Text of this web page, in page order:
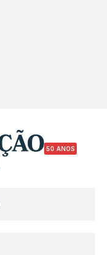
50 ANOS